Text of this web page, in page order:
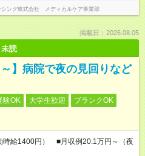
シング株式会社 メディカルケア事業部
掲載日：2026.08.05
未読
】病院で夜の見回りなど
験OK 大学生歓迎
ブランクOK
時給1400円） ■月収例20.1万円～（夜